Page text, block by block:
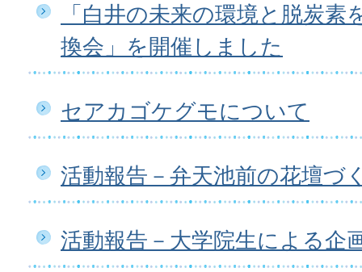
「白井の未来の環境と脱炭素
換会」を開催しました
セアカゴケグモについて
活動報告－弁天池前の花壇づ
活動報告－大学院生による企